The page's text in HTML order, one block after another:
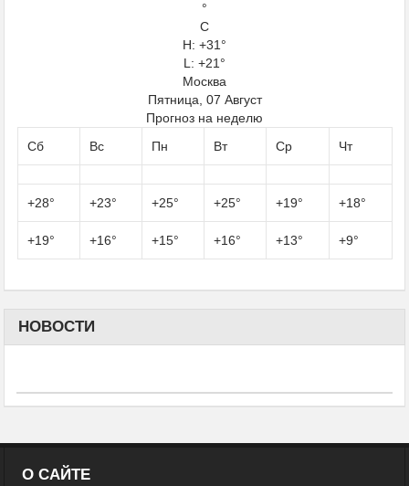
°
C
H: +31°
L: +21°
Москва
Пятница, 07 Август
Прогноз на неделю
Сб
Вс Пн Вт Ср Чт
+28° +23° +25° +25° +19° +18°
+19° +16° +15° +16° +13° +9°
НОВОСТИ
О САЙТЕ